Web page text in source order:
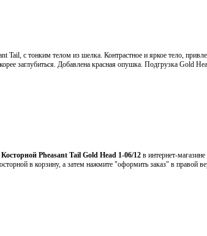
Tail, с тонким телом из шелка. Контрастное и яркое тело,
заглубиться. Добавлена красная опушка. Подгрузка Gold
Pheasant Tail Gold Head 1-06/12 в интернет-магазине
в корзину, а затем нажмите "оформить заказ" в правой